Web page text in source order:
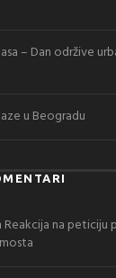
– Dan održive
u Beogradu
Reakcija na